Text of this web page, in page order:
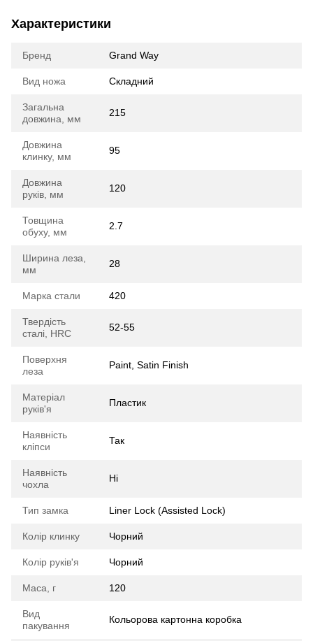
Характеристики
Бренд Grand Way
Вид ножа Складний
Загальна
довжина, мм
215
Довжина
клинку, мм
95
Довжина
руків, мм
120
Товщина
обуху, мм
2.7
Ширина леза,
мм
28
Марка стали 420
Твердість
сталі, HRC
52-55
Поверхня
леза
Paint, Satin Finish
Матеріал
руків'я
Пластик
Наявність
кліпси
Так
Наявність
чохла
Ні
Тип замка Liner Lock (Assisted Lock)
Колір клинку Чорний
Колір руків'я Чорний
Маса, г 120
Вид
пакування
Кольорова картонна коробка